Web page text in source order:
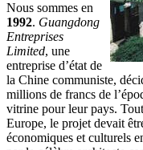
Nous sommes en
1992. Guangdong
Entreprises
Limited, une
entreprise d’état de
la Chine communiste,
millions de francs de
vitrine pour leur pays.
Europe, le projet devait
économiques et culturels